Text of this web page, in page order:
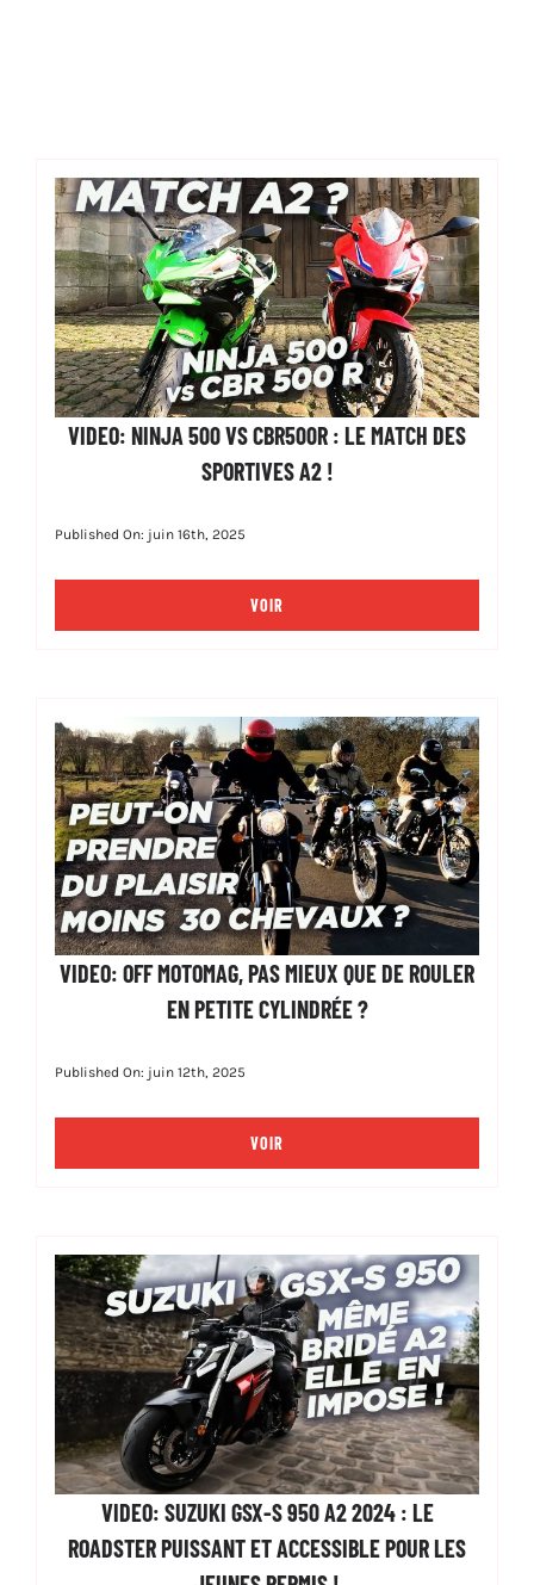
VIDEO: NINJA 500 VS CBR500R : LE MATCH DES
SPORTIVES A2 !
Published On: juin 16th, 2025
VOIR
VIDEO: OFF MOTOMAG, PAS MIEUX QUE DE ROULER
EN PETITE CYLINDRÉE ?
Published On: juin 12th, 2025
VOIR
VIDEO: SUZUKI GSX-S 950 A2 2024 : LE
ROADSTER PUISSANT ET ACCESSIBLE POUR LES